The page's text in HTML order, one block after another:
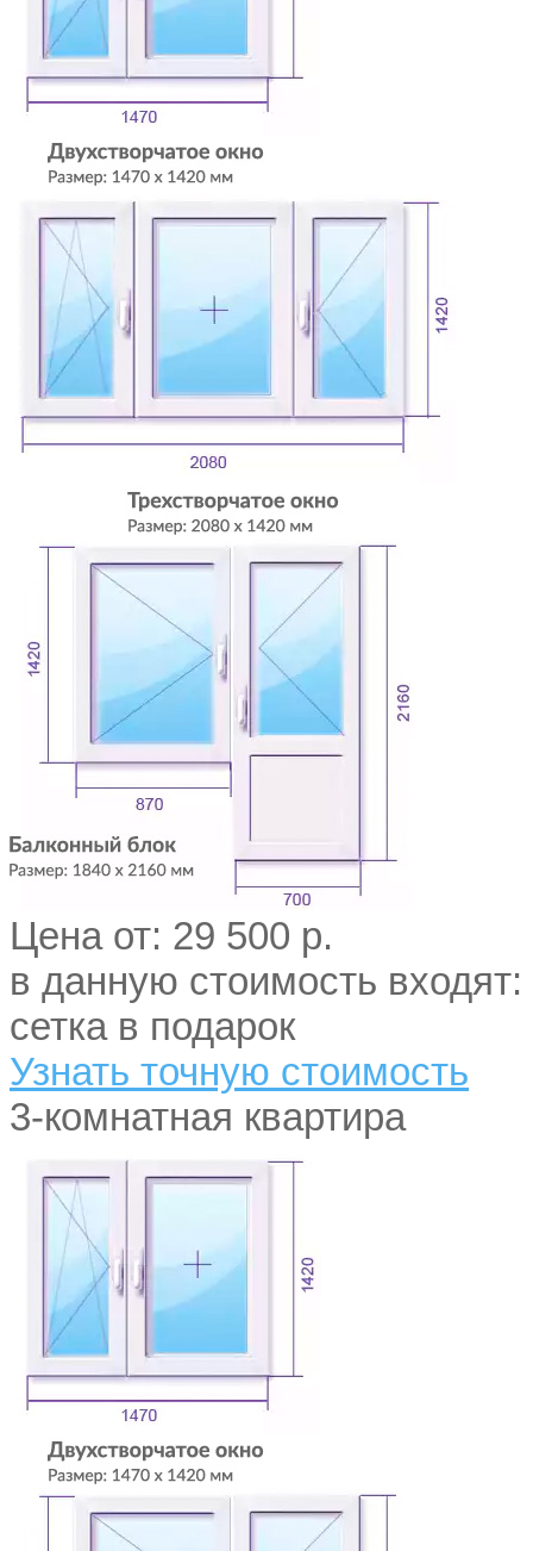
Цена от: 29 500 р.
в данную стоимость
сетка в подарок
Узнать точную стоимость
3-комнатная квартира